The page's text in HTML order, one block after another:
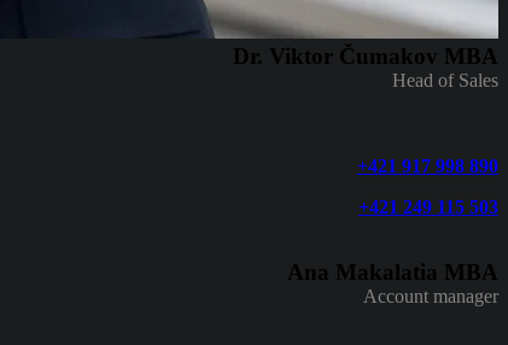
Dr. Viktor Čumakov MBA
Head of Sales
+421 917 998 890
+421 249 115 503
Ana Makalatia MBA
Account manager